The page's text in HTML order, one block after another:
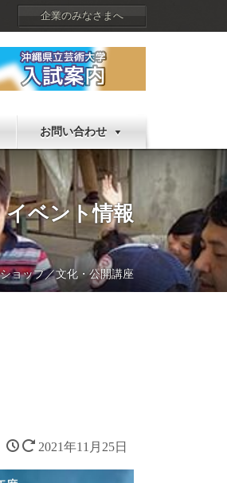
企業のみなさまへ
お問い合わせ
イベント情報
ョップ／文化・公開講座
2021年11月25日